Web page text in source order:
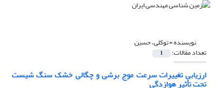
نویسنده =توکلی، حسین
تعداد مقالات: 1
ارزیابی تغییرات سرعت موج برشی و چگالی خشک سنگ شیست
تحت تأثیر هوازدگی